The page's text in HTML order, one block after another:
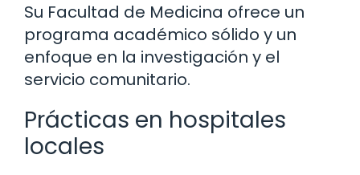
Su Facultad de Medicina ofrece un
programa académico sólido y un
enfoque en la investigación y el
servicio comunitario.
Prácticas en hospitales
locales